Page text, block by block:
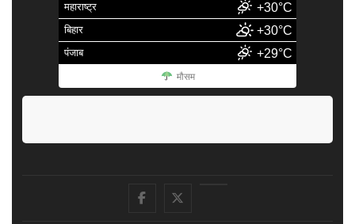
महाराष्ट्र +30°C
बिहार +30°C
पंजाब +29°C
मौसम
facebook